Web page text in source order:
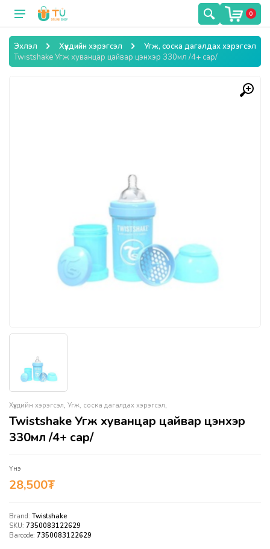
0
Эхлэл Хүүхдийн хэрэгсэл
Угж, соска дагалдах хэрэгсэл
Twistshake Угж хуванцар цайвар цэнхэр 330мл /4+ сар/
Хүүхдийн хэрэгсэл, Угж, соска дагалдах хэрэгсэл,
Twistshake Угж хуванцар цайвар цэнхэр
330мл /4+ сар/
Үнэ
28,500₮
Brand: Twistshake
SKU: 7350083122629
Barcode: 7350083122629